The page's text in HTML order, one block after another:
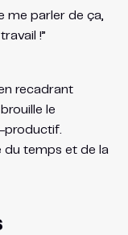
me parler de ça,
!”
recadrant
le
productif.
du temps et de la